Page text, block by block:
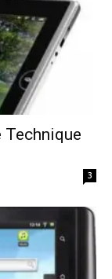
Technique
3